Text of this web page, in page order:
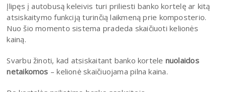
Įlipęs į autobusą keleivis turi priliesti banko kortelę ar kitą
atsiskaitymo funkciją turinčią laikmeną prie komposterio.
Nuo šio momento sistema pradeda skaičiuoti kelionės
kainą.
Svarbu žinoti, kad atsiskaitant banko kortele nuolaidos
netaikomos – kelionė skaičiuojama pilna kaina.